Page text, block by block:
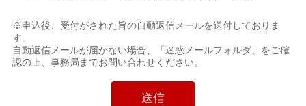
※申込後、受付がされた旨の自動返信メールを送付しておりま
す。
自動返信メールが届かない場合、「迷惑メールフォルダ」をご確
認の上、事務局までお問い合わせください。